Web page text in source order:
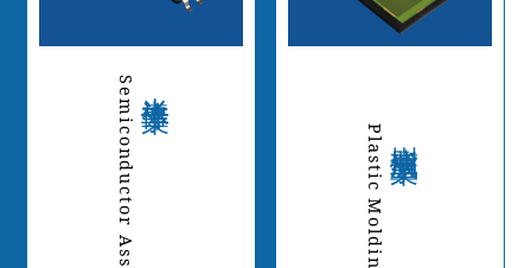
Semiconductor Assembly Plastic Molding